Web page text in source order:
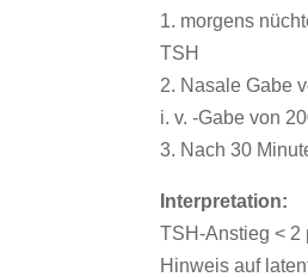
1. morgens
TSH
2. Nasale Gabe
i. v. -Gabe von
3. Nach 30
Interpretation:
TSH-Anstieg < 2
Hinweis auf